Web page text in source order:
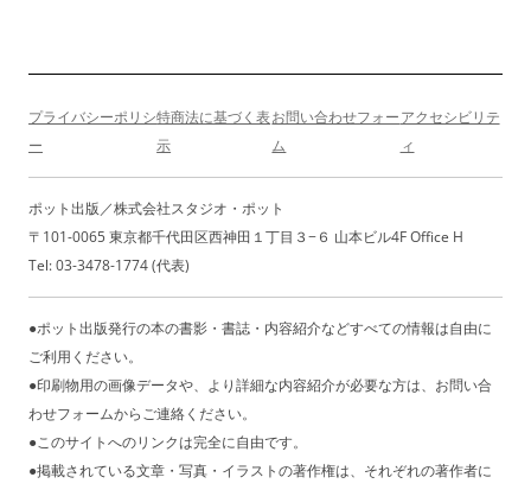
ン
プライバシーポリシ
ー
特商法に基づく表
示
お問い合わせフォー
ム
アクセシビリテ
ィ
ポット出版／株式会社スタジオ・ポット
〒101-0065 東京都千代田区西神田１丁目３−６ 山本ビル4F Office H
Tel: 03-3478-1774 (代表)
●ポット出版発行の本の書影・書誌・内容紹介などすべての情報は自由に
ご利用ください。
●印刷物用の画像データや、より詳細な内容紹介が必要な方は、お問い合
わせフォームからご連絡ください。
●このサイトへのリンクは完全に自由です。
●掲載されている文章・写真・イラストの著作権は、それぞれの著作者に